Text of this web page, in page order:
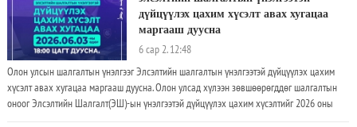
дүйцүүлэх цахим хүсэлт авах хугацаа
маргааш дуусна
6 сар 2. 12:48
Олон улсын шалгалтын үнэлгээг Элсэлтийн шалгалтын үнэлгээтэй дүйцүүлэх цахим
хүсэлт авах хугацаа маргааш дуусна. Олон улсад хүлээн зөвшөөрөгддөг шалгалтын
оноог Элсэлтийн Шалгалт(ЭШ)-ын үнэлгээтэй дүйцүүлэх цахим хүсэлтийг 2026 оны